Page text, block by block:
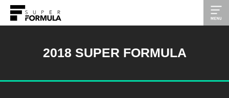
2018 SUPER FORMULA